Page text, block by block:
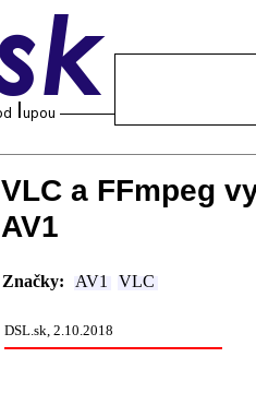
VLC a FFmpeg
AV1
Značky: AV1 VLC
DSL.sk, 2.10.2018